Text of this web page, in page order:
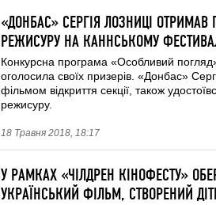
«ДОНБАС» СЕРГІЯ ЛОЗНИЦІ
РЕЖИСУРУ НА КАННСЬКОМУ
Конкурсна програма «Особливий
оголосила своїх призерів. «Донбас»
фільмом відкриття секції, також
режисуру.
18 Травня 2018, 18:17
У РАМКАХ «ЧІЛДРЕН КІНОФЕСТУ»
УКРАЇНСЬКИЙ ФІЛЬМ, СТВОРЕНИЙ